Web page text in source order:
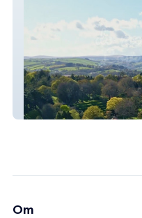
A Lovely Place
Om